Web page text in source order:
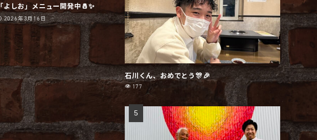
「よしお」メニュー開発中🧂✨
2026年3月16日
石川くん、おめでとう🎊🎉
177